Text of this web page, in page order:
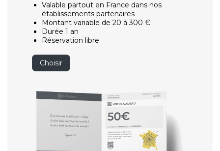
Valable partout en France dans nos
établissements partenaires
Montant variable de 20 à 300 €
Durée 1 an
Réservation libre
Choisir